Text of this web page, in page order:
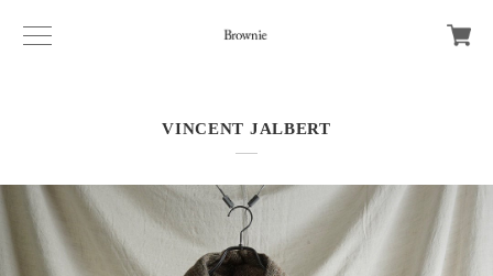
VINCENT JALBERT